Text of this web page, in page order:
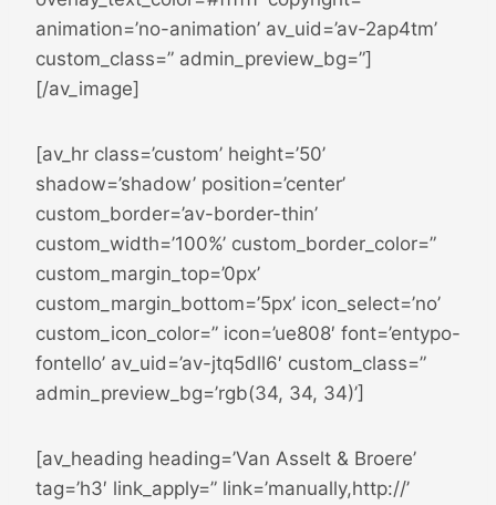
animation=’no-animation’ av_uid=’av-2ap4tm’
custom_class=” admin_preview_bg=”]
[/av_image]
[av_hr class=’custom’ height=’50’
shadow=’shadow’ position=’center’
custom_border=’av-border-thin’
custom_width=’100%’ custom_border_color=”
custom_margin_top=’0px’
custom_margin_bottom=’5px’ icon_select=’no’
custom_icon_color=” icon=’ue808′ font=’entypo-
fontello’ av_uid=’av-jtq5dll6′ custom_class=”
admin_preview_bg=’rgb(34, 34, 34)’]
[av_heading heading=’Van Asselt & Broere’
tag=’h3′ link_apply=” link=’manually,http://’